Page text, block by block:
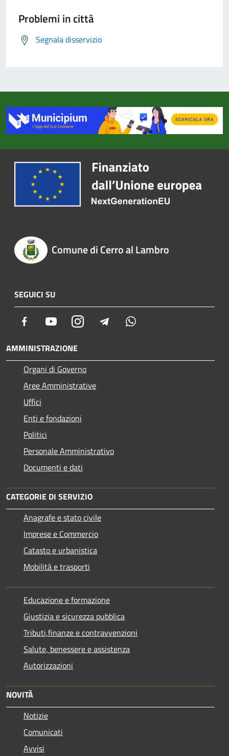
Problemi in città
Segnala disservizio
Comune di Cerro al Lambro
SEGUICI SU
Facebook YoutubeInstagram Telegram
AMMINISTRAZIONE
Organi di Governo
Aree Amministrative
Uffici
Enti e fondazioni
Politici
Personale Amministrativo
Documenti e dati
CATEGORIE DI SERVIZIO
Anagrafe e stato civile
Imprese e Commercio
Catasto e urbanistica
Mobilità e trasporti
Educazione e formazione
Giustizia e sicurezza pubblica
Tributi,finanze e contravvenzioni
Salute, benessere e assistenza
Autorizzazioni
NOVITÀ
Notizie
Comunicati
Avvisi